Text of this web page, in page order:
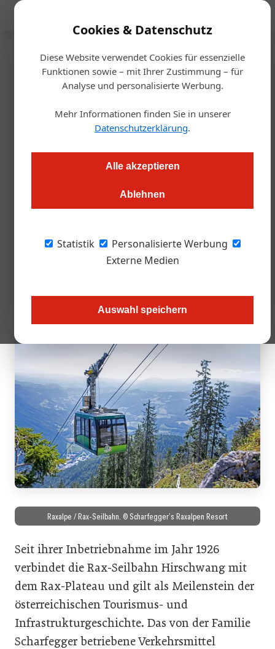
Cookies & Datenschutz
Diese Website verwendet Cookies für essenzielle
Funktionen sowie – mit Ihrer Zustimmung – für
Analyse und personalisierte Werbung.
Mehr Informationen finden Sie in unserer
Datenschutzerklärung.
Alle akzeptieren
Ablehnen
Statistik
Personalisierte Werbung
Externe Medien
Auswahl speichern
Startseite/Tourismusbranche
100 Jahre Rax-Seilbahn:
Jubiläumsfestakt würdigt
österreichisches Pionierprojekt
Politik, Tourismus, Wirtschaft, Kultur und Medien nahmen an
der Veranstaltung teil und würdigten die Bedeutung der
Mobilität und den Tourismus.
Raxalpe / Rax-Seilbahn. © Scharfegger’s Raxalpen Resort
Seit ihrer Inbetriebnahme im Jahr 1926
verbindet die Rax-Seilbahn Hirschwang mit
dem Rax-Plateau und gilt als Meilenstein der
österreichischen Tourismus- und
Infrastrukturgeschichte. Das von der Familie
Scharfegger betriebene Verkehrsmittel